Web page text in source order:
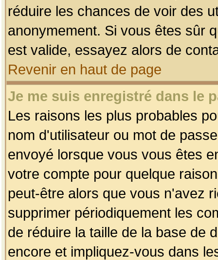
réduire les chances de voir des
anonymement. Si vous êtes sûr
est valide, essayez alors de
Revenir en haut de page
Je me suis enregistré dans le
Les raisons les plus probables
nom d'utilisateur ou mot de
envoyé lorsque vous vous êtes
votre compte pour quelque
peut-être alors que vous n'avez
supprimer périodiquement les
de réduire la taille de la base de
encore et impliquez-vous dans